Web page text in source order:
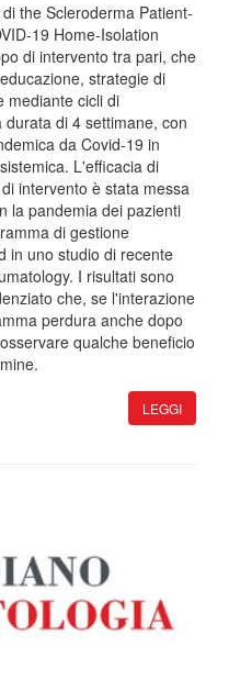
the Scleroderma Patient-
19 Home-Isolation
di intervento tra pari, che
strategie di
mediante cicli di
di 4 settimane, con
da Covid-19 in
L'efficacia di
intervento è stata messa
la pandemia dei pazienti
di gestione
in uno studio di recente
I risultati sono
che, se l'interazione
perdura anche dopo
qualche beneficio
LEGGI